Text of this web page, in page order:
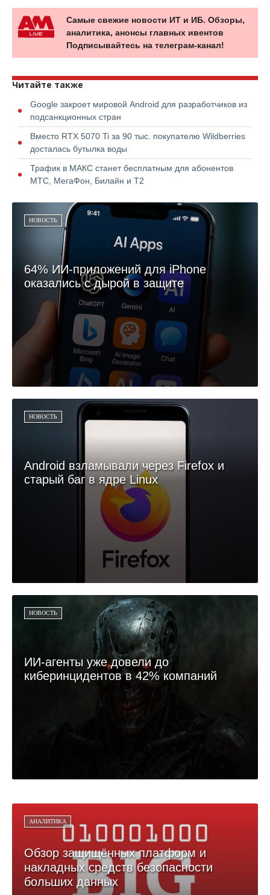
Самые свежие новости ИТ и ИБ. Обзоры,
аналитика, анонсы главных ивентов
Подписывайтесь на телеграм-канал!
Читайте также
Google закроет мировой Android для разработчиков из
подсанкционных стран
Вместо RTX 5070 Ti за 90 тыс. покупателю Wildberries
досталась бутылка воды
Трафик в МАКС станет бесплатным для абонентов
МТС, МегаФон, Билайн и Т2
НОВОСТЬ
64% ИИ-приложений для iPhone
оказались с дырой в защите
НОВОСТЬ
Android взламывали через Firefox и
старый баг в ядре Linux
НОВОСТЬ
ИИ-агенты уже довели до
киберинцидентов в 42% компаний
АНАЛИТИКА
Обзор защищённых платформ и
накладных средств безопасности
больших данных